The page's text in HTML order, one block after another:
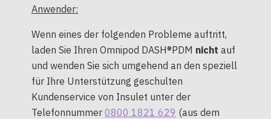
Anwender:
Wenn eines der folgenden Probleme auftritt,
laden Sie Ihren Omnipod DASH®PDM nicht auf
und wenden Sie sich umgehend an den speziell
für Ihre Unterstützung geschulten
Kundenservice von Insulet unter der
Telefonnummer 0800 1821 629 (aus dem